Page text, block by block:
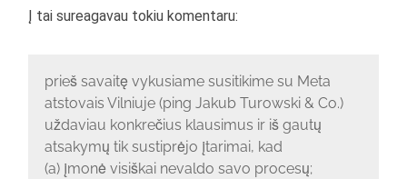
Į tai sureagavau tokiu komentaru:
prieš savaitę vykusiame susitikime su Meta
atstovais Vilniuje (ping Jakub Turowski & Co.)
uždaviau konkrečius klausimus ir iš gautų
atsakymų tik sustiprėjo įtarimai, kad
(a) įmonė visiškai nevaldo savo procesų;